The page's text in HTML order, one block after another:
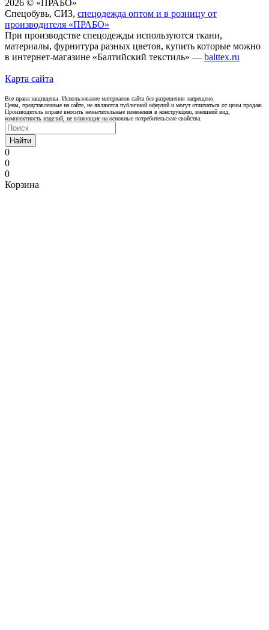
2026 © «ПРАБО»
Спецобувь, СИЗ, спецодежда оптом и в розницу от
производителя «ПРАБО»
При производстве спецодежды используются ткани,
материалы, фурнитура разных цветов, купить которые можно
в интернет-магазине «Балтийский текстиль» — balttex.ru
Карта сайта
Все права защищены. Использование материалов сайта без разрешения запрещено.
Цены, представленные на сайте, не являются публичной офертой и могут отличаться от цены продаж.
Производитель вправе вносить незначительные изменения в конструкцию, внешний вид,
комплектность изделий, не влияющие на основные потребительские свойства.
Найти
0
0
0
Корзина